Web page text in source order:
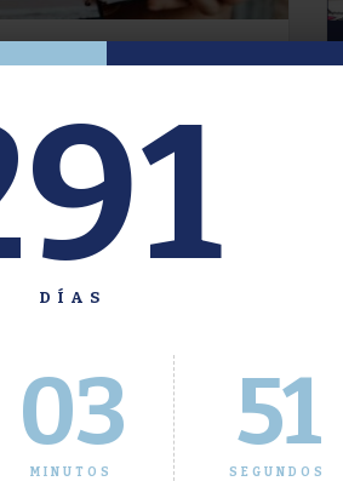
DÍAS
03
MINUTOS
52
SEGUNDOS
Grado. Segundo
30 de julio al 4 de agosto a
Académico